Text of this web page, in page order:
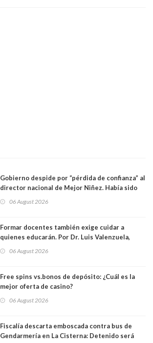
Gobierno despide por “pérdida de confianza” al
director nacional de Mejor Niñez. Había sido
06 August 2026
Formar docentes también exige cuidar a
quienes educarán. Por Dr. Luis Valenzuela,
Académicos U. Católica Silva Henríquez
06 August 2026
Free spins vs.bonos de depósito: ¿Cuál es la
mejor oferta de casino?
06 August 2026
Fiscalía descarta emboscada contra bus de
Gendarmería en La Cisterna: Detenido será